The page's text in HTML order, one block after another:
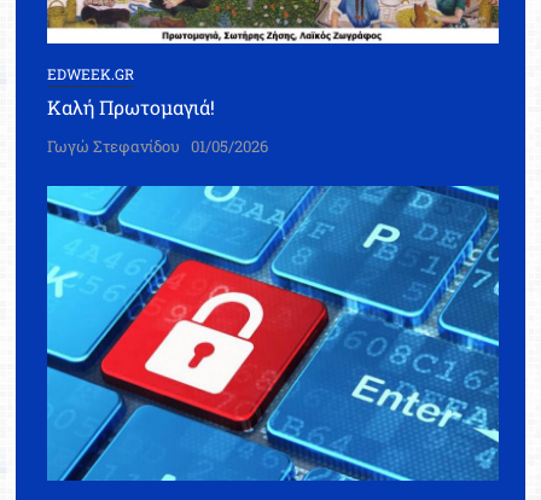
EDWEEK.GR
Καλή Πρωτομαγιά!
Γωγώ Στεφανίδου 01/05/2026